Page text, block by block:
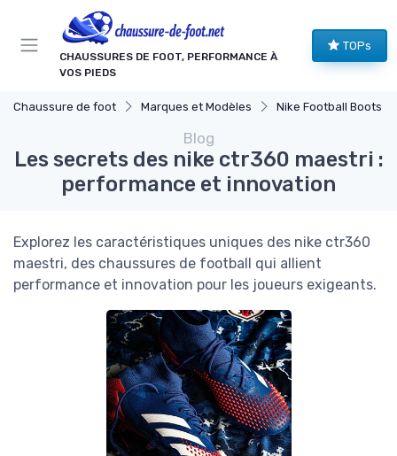
CHAUSSURES DE FOOT, PERFORMANCE À
VOS PIEDS
TOPs
Chaussure de foot Marques et Modèles Nike Football Boots
Blog
Les secrets des nike ctr360 maestri :
performance et innovation
Explorez les caractéristiques uniques des nike ctr360
maestri, des chaussures de football qui allient
performance et innovation pour les joueurs exigeants.
Panneau de gestion des cookies